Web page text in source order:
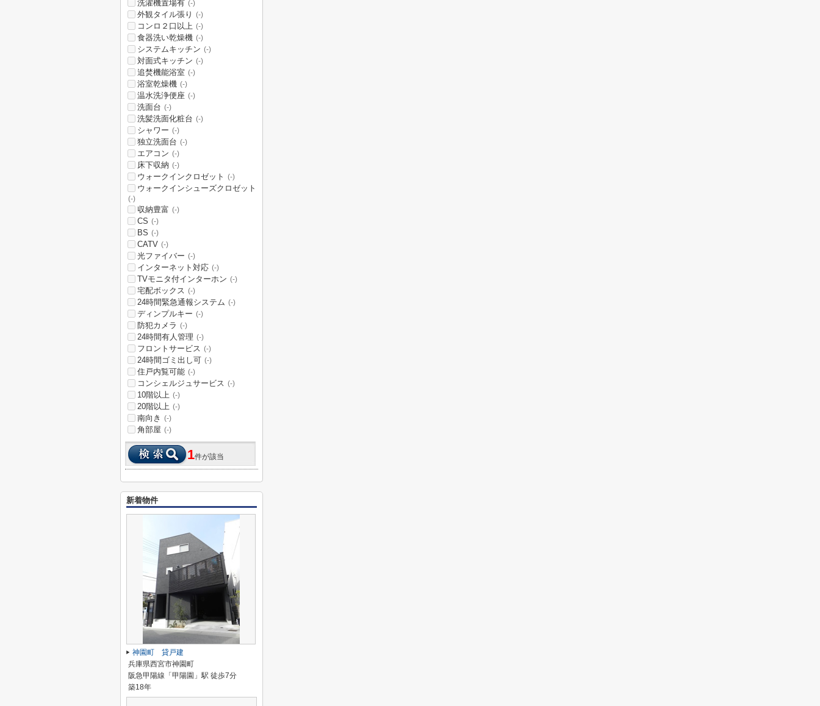
洗濯機置場有 (-)
外観タイル張り (-)
コンロ２口以上 (-)
食器洗い乾燥機 (-)
システムキッチン (-)
対面式キッチン (-)
追焚機能浴室 (-)
浴室乾燥機 (-)
温水洗浄便座 (-)
洗面台 (-)
洗髪洗面化粧台 (-)
シャワー (-)
独立洗面台 (-)
エアコン (-)
床下収納 (-)
ウォークインクロゼット (-)
ウォークインシューズクロゼット
(-)
収納豊富 (-)
CS (-)
BS (-)
CATV (-)
光ファイバー (-)
インターネット対応 (-)
TVモニタ付インターホン (-)
宅配ボックス (-)
24時間緊急通報システム (-)
ディンプルキー (-)
防犯カメラ (-)
24時間有人管理 (-)
フロントサービス (-)
24時間ゴミ出し可 (-)
住戸内覧可能 (-)
コンシェルジュサービス (-)
10階以上 (-)
20階以上 (-)
南向き (-)
角部屋 (-)
1件が該当
新着物件
神園町 貸戸建
兵庫県西宮市神園町
阪急甲陽線「甲陽園」駅 徒歩7分
築18年